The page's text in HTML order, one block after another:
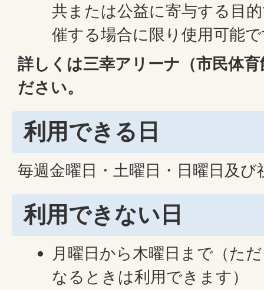
共または公益に寄与する目
催する場合に限り使用可能
詳しくは三幸アリーナ（市民体
ださい。
利用できる日
毎週金曜日・土曜日・日曜日及び
利用できない日
月曜日から木曜日まで（た
なるときは利用できます）